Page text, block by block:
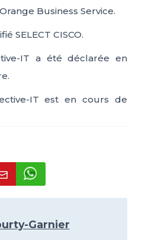
Business Service.
SELECT CISCO.
IT a été déclarée en
IT est en cours de
Garnier